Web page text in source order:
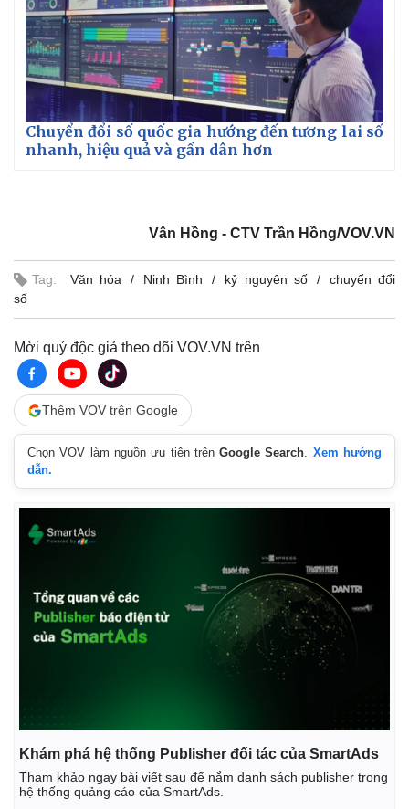
Chuyển đổi số quốc gia hướng đến tương lai số
nhanh, hiệu quả và gần dân hơn
Vân Hồng - CTV Trần Hồng/VOV.VN
Tag: Văn hóa Ninh Bình kỷ nguyên số
chuyển đổi
số
Mời quý độc giả theo dõi VOV.VN trên
Thêm VOV trên Google
Chọn VOV làm nguồn ưu tiên trênGoogle Search. Xem hướng
dẫn.
Khám phá hệ thống Publisher đối tác của SmartAds
Tham khảo ngay bài viết sau để nắm danh sách publisher trong
hệ thống quảng cáo của SmartAds.